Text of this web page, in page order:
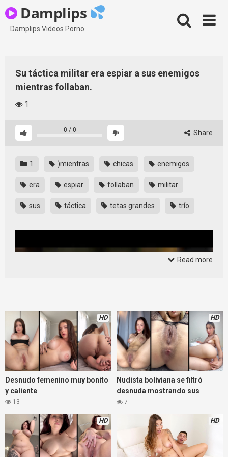
to
content
Damplips
Damplips Videos Porno
Su táctica militar era espiar a sus enemigos
mientras follaban.
1
0 / 0 Share
1 )mientras chicas enemigos
era espiar follaban militar
sus táctica tetas grandes trío
Read more
HD
Desnudo femenino muy bonito
y caliente
13
HD
Nudista boliviana se filtró
desnuda mostrando sus
curvas
7
HD HD